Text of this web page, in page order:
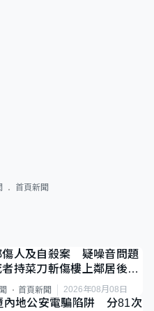
首頁新聞
傷人及自殺案 疑噪音問題
持菜刀斬傷樓上鄰居後墮
首頁新聞 2026年08月08日
內地公安電騙陷阱 分81次